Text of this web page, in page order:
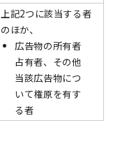
上記2つに該当する者
のほか、
広告物の所有者
占有者、その他
当該広告物につ
いて権原を有す
る者